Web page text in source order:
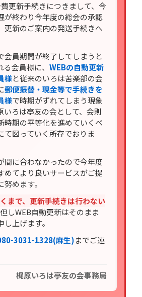
更新手続きにつきまして、今
が終わり今年度の総会の承認
更新のご案内の発送手続きへ
会員期間が終了してしまうと
る会員様に、WEBの自動更新
様と従来のいろは苦楽部の会
郵便振替・現金等で手続きを
様で時期がずれてしまう現象
いろは亭友の会として、会則
時期の平等化を進めていくべ
て図っていく所存でおりま
間に合わなかったので今年度
めてより良いサービスがご提
めます。
まで、更新手続きは行わない
但しWEB自動更新はそのまま
上げます。
3031-1328(麻生)までご連
梶原いろは亭友の会事務局